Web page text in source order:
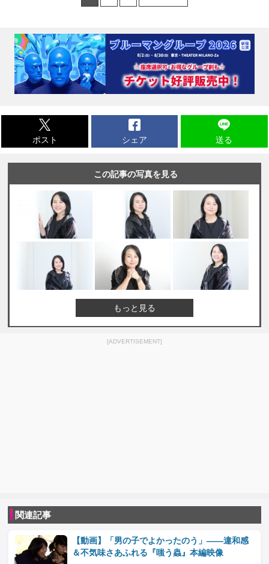
ポスト シェア 送る
この記事の写真を見る
もっと見る
[ADVERTISEMENT]
関連記事
【動画】「男の子でよかったのう」――違和感
＆不気味さあふれる『嗤う蟲』本編映像